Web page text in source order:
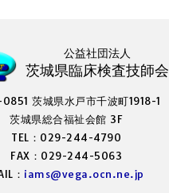
公益社団法人
茨城県臨床検査技師会
茨城県水戸市千波町1918-1
茨城県総合福祉会館 3F
TEL：029-244-4790
FAX：029-244-5063
： iams@vega.ocn.ne.jp